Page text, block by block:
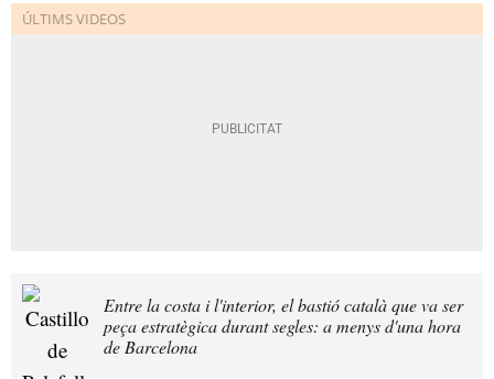
Entre la costa i l'interior, el bastió català que va ser
peça estratègica durant segles: a menys d'una hora
de Barcelona